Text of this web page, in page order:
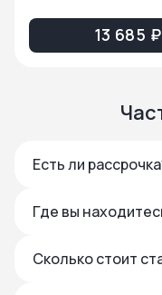
13 685 ₽
Есть ли
Где вы
Сколько стоит